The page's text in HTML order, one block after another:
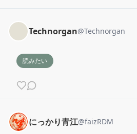
Technorgan@Technorgan
読みたい
にっかり青江@faizRDM